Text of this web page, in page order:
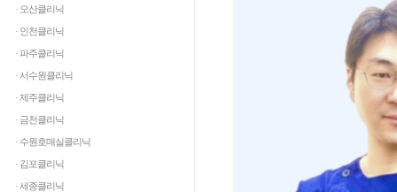
· 오산클리닉
· 인천클리닉
· 파주클리닉
· 서수원클리닉
· 제주클리닉
· 금천클리닉
· 수원호매실클리닉
· 김포클리닉
· 세종클리닉